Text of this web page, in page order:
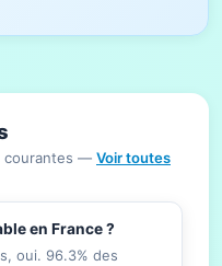
courantes — Voir toutes
en France ?
oui. 96.3% des